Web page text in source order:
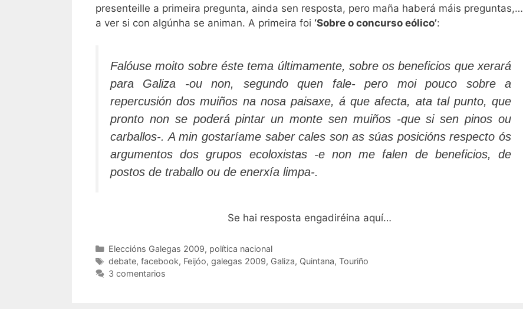
presenteille a primeira pregunta, ainda sen resposta, pero maña haberá máis preguntas,…
a ver si con algúnha se animan. A primeira foi ‘Sobre o concurso eólico’:
Falóuse moito sobre éste tema últimamente, sobre os beneficios que xerará
para Galiza -ou non, segundo quen fale- pero moi pouco sobre a
repercusión dos muiños na nosa paisaxe, á que afecta, ata tal punto, que
pronto non se poderá pintar un monte sen muiños -que si sen pinos ou
carballos-. A min gostaríame saber cales son as súas posicións respecto ós
argumentos dos grupos ecoloxistas -e non me falen de beneficios, de
postos de traballo ou de enerxía limpa-.
Se hai resposta engadiréina aquí…
Categorías
Eleccións Galegas 2009, política nacional
Etiquetas
debate, facebook, Feijóo, galegas 2009, Galiza, Quintana, Touriño
3 comentarios